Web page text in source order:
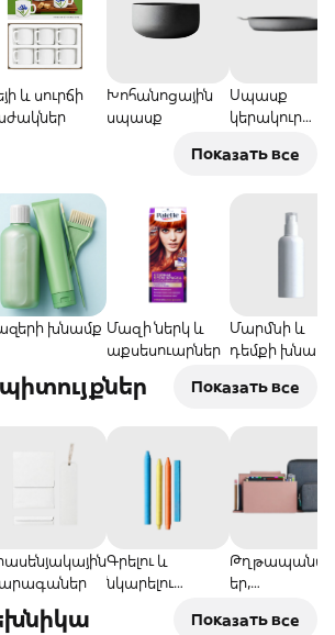
և սուրճի
Խոհանոցային
սպասք
Սպասք
կերակուր
համար
Показать все
խնամք Մազի ներկ և
աքսեսուարներ
Մարմնի և
դեմքի խնամք
Показать все
Գրելու և
նկարելու
եր,
Показать все